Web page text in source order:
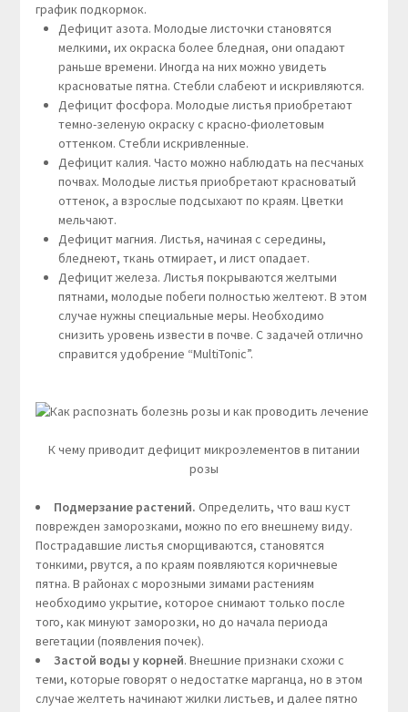
график подкормок.
Дефицит азота. Молодые листочки становятся
мелкими, их окраска более бледная, они опадают
раньше времени. Иногда на них можно увидеть
красноватые пятна. Стебли слабеют и искривляются.
Дефицит фосфора. Молодые листья приобретают
темно-зеленую окраску с красно-фиолетовым
оттенком. Стебли искривленные.
Дефицит калия. Часто можно наблюдать на песчаных
почвах. Молодые листья приобретают красноватый
оттенок, а взрослые подсыхают по краям. Цветки
мельчают.
Дефицит магния. Листья, начиная с середины,
бледнеют, ткань отмирает, и лист опадает.
Дефицит железа. Листья покрываются желтыми
пятнами, молодые побеги полностью желтеют. В этом
случае нужны специальные меры. Необходимо
снизить уровень извести в почве. С задачей отлично
справится удобрение “MultiTonic”.
К чему приводит дефицит микроэлементов в питании
розы
Подмерзание растений. Определить, что ваш куст
поврежден заморозками, можно по его внешнему виду.
Пострадавшие листья сморщиваются, становятся
тонкими, рвутся, а по краям появляются коричневые
пятна. В районах с морозными зимами растениям
необходимо укрытие, которое снимают только после
того, как минуют заморозки, но до начала периода
вегетации (появления почек).
Застой воды у корней. Внешние признаки схожи с
теми, которые говорят о недостатке марганца, но в этом
случае желтеть начинают жилки листьев, и далее пятно